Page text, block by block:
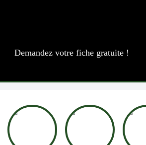
Demandez votre fiche gratuite !